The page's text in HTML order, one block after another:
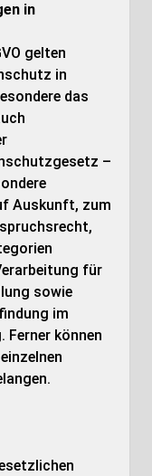
in
gelten
in
das
–
Auskunft, zum
für
sowie
im
können